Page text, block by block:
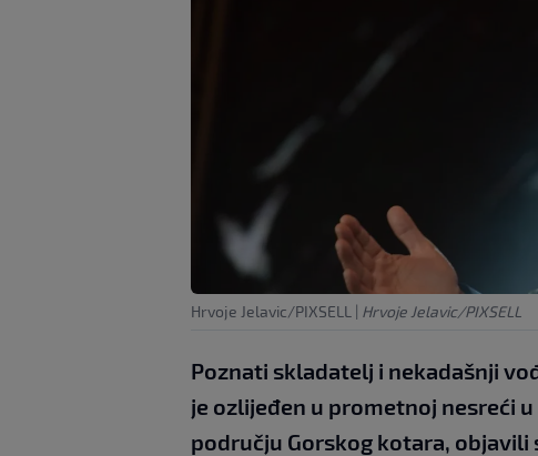
Hrvoje Jelavic/PIXSELL | Hrvoje Jelavic/PIXSELL
Poznati skladatelj i nekadašnji
je ozlijeđen u prometnoj nesreći
području Gorskog kotara,